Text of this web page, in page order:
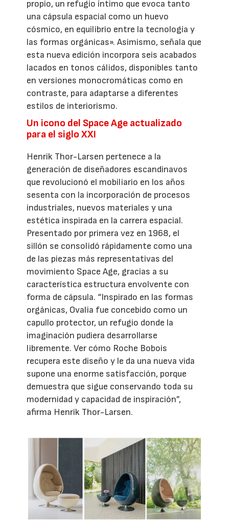
propio, un refugio íntimo que evoca tanto
una cápsula espacial como un huevo
cósmico, en equilibrio entre la tecnología y
las formas orgánicas». Asimismo, señala que
esta nueva edición incorpora seis acabados
lacados en tonos cálidos, disponibles tanto
en versiones monocromáticas como en
contraste, para adaptarse a diferentes
estilos de interiorismo.
Un icono del Space Age actualizado
para el siglo XXI
Henrik Thor-Larsen pertenece a la
generación de diseñadores escandinavos
que revolucionó el mobiliario en los años
sesenta con la incorporación de procesos
industriales, nuevos materiales y una
estética inspirada en la carrera espacial.
Presentado por primera vez en 1968, el
sillón se consolidó rápidamente como una
de las piezas más representativas del
movimiento Space Age, gracias a su
característica estructura envolvente con
forma de cápsula. “Inspirado en las formas
orgánicas, Ovalia fue concebido como un
capullo protector, un refugio donde la
imaginación pudiera desarrollarse
libremente. Ver cómo Roche Bobois
recupera este diseño y le da una nueva vida
supone una enorme satisfacción, porque
demuestra que sigue conservando toda su
modernidad y capacidad de inspiración”,
afirma Henrik Thor-Larsen.